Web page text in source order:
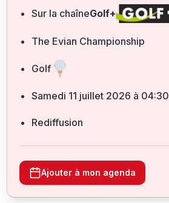
Sur la chaîneGolf+
The Evian Championship
Golf
samedi 11 juillet 2026 à 04:30
Rediffusion
Ajouter à mon agenda